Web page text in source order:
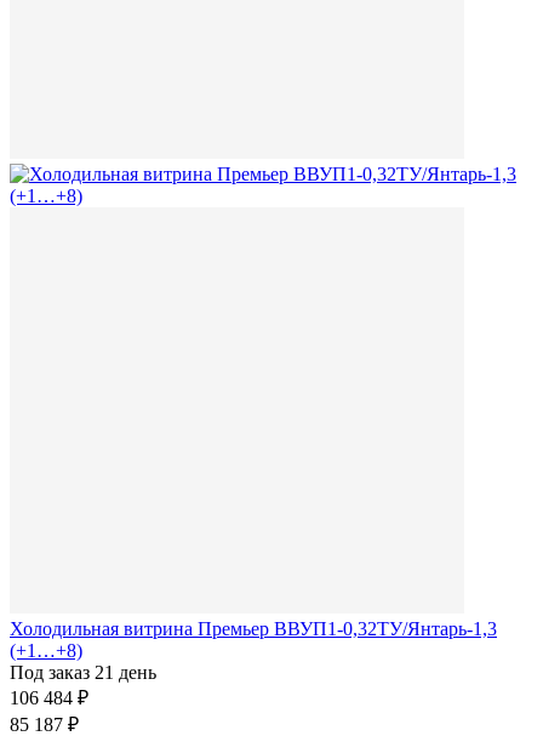
Холодильная витрина Премьер ВВУП1-0,32ТУ/Янтарь-1,3
(+1…+8)
Под заказ 21 день
106 484 ₽
85 187 ₽